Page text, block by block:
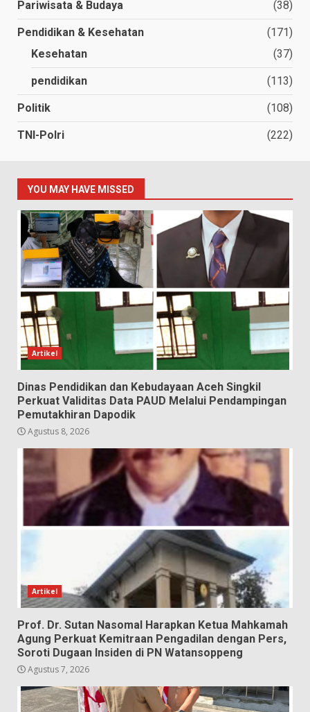
Pariwisata & Budaya (38)
Pendidikan & Kesehatan
(171)
Kesehatan
(37)
pendidikan (113)
Politik (108)
TNI-Polri (222)
YOU MAY HAVE MISSED
Artikel
Dinas Pendidikan dan Kebudayaan Aceh Singkil
Perkuat Validitas Data PAUD Melalui Pendampingan
Pemutakhiran Dapodik
Agustus 8, 2026
Artikel
Prof. Dr. Sutan Nasomal Harapkan Ketua Mahkamah
Agung Perkuat Kemitraan Pengadilan dengan Pers,
Soroti Dugaan Insiden di PN Watansoppeng
Agustus 7, 2026